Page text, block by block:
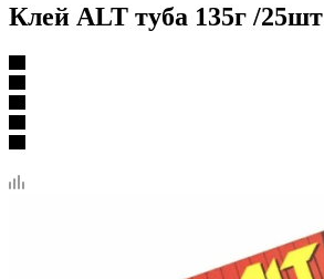
Клей ALT туба 135г /25шт